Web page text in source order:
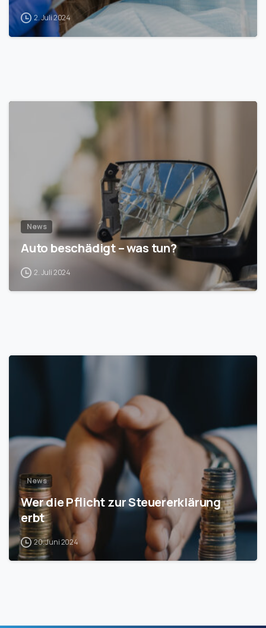
2. Juli 2024
News
Auto beschädigt – was tun?
2. Juli 2024
News
Wer die Pflicht zur Steuererklärung
erbt
20. Juni 2024